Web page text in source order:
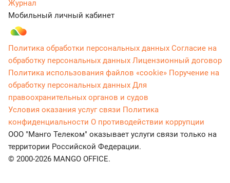
Журнал
Мобильный личный кабинет
Политика обработки персональных данных Согласие на
обработку персональных данных Лицензионный договор
Политика использования файлов «cookie» Поручение на
обработку персональных данных Для
правоохранительных органов и судов
Условия оказания услуг связи Политика
конфиденциальности О противодействии коррупции
ООО "Манго Телеком" оказывает услуги связи только на
территории Российской Федерации.
© 2000-2026 MANGO OFFICE.